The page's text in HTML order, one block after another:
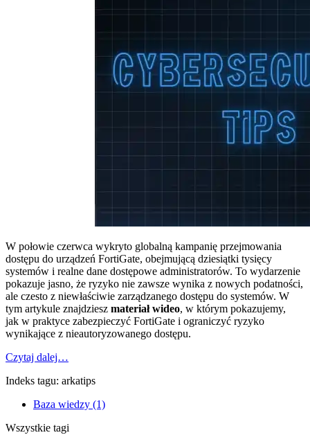
W połowie czerwca wykryto globalną kampanię przejmowania
dostępu do urządzeń FortiGate, obejmującą dziesiątki tysięcy
systemów i realne dane dostępowe administratorów. To wydarzenie
pokazuje jasno, że ryzyko nie zawsze wynika z nowych podatności,
ale czesto z niewłaściwie zarządzanego dostępu do systemów. W
tym artykule znajdziesz materiał wideo, w którym pokazujemy,
jak w praktyce zabezpieczyć FortiGate i ograniczyć ryzyko
wynikające z nieautoryzowanego dostępu.
Czytaj dalej…
Indeks tagu: arkatips
Baza wiedzy (1)
Wszystkie tagi